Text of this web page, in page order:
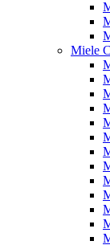
Miele